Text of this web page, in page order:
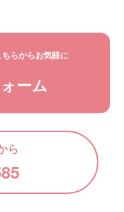
らからお気軽に
ーム
ら